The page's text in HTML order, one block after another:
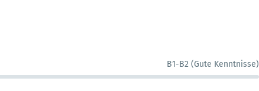
B1-B2 (Gute Kenntnisse)